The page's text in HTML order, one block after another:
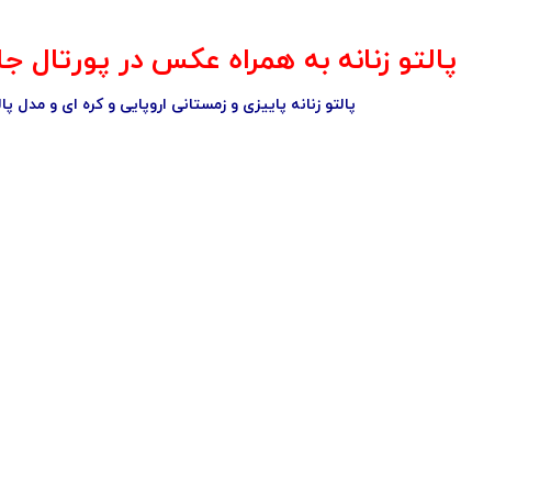
پالتو زنانه به همراه عکس در پورتال
پالتو زنانه پاییزی و زمستانی اروپایی و کره ای و مدل پالتو ۲۰۱۷ -۹۶ را در دنیای مد فرانیاز